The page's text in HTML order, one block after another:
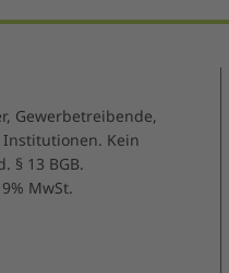
Gewerbetreibende,
Kein
§ 13 BGB.
MwSt.